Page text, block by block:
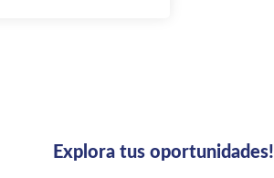
Explora tus oportunidades!